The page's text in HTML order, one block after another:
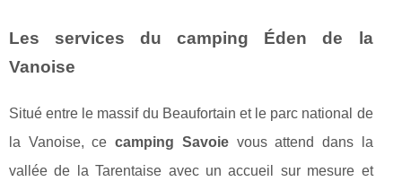
Les services du camping Éden de la
Vanoise
Situé entre le massif du Beaufortain et le parc national de
la Vanoise, cecamping Savoievous attend dans la
vallée de la Tarentaise avec un accueil sur mesure et